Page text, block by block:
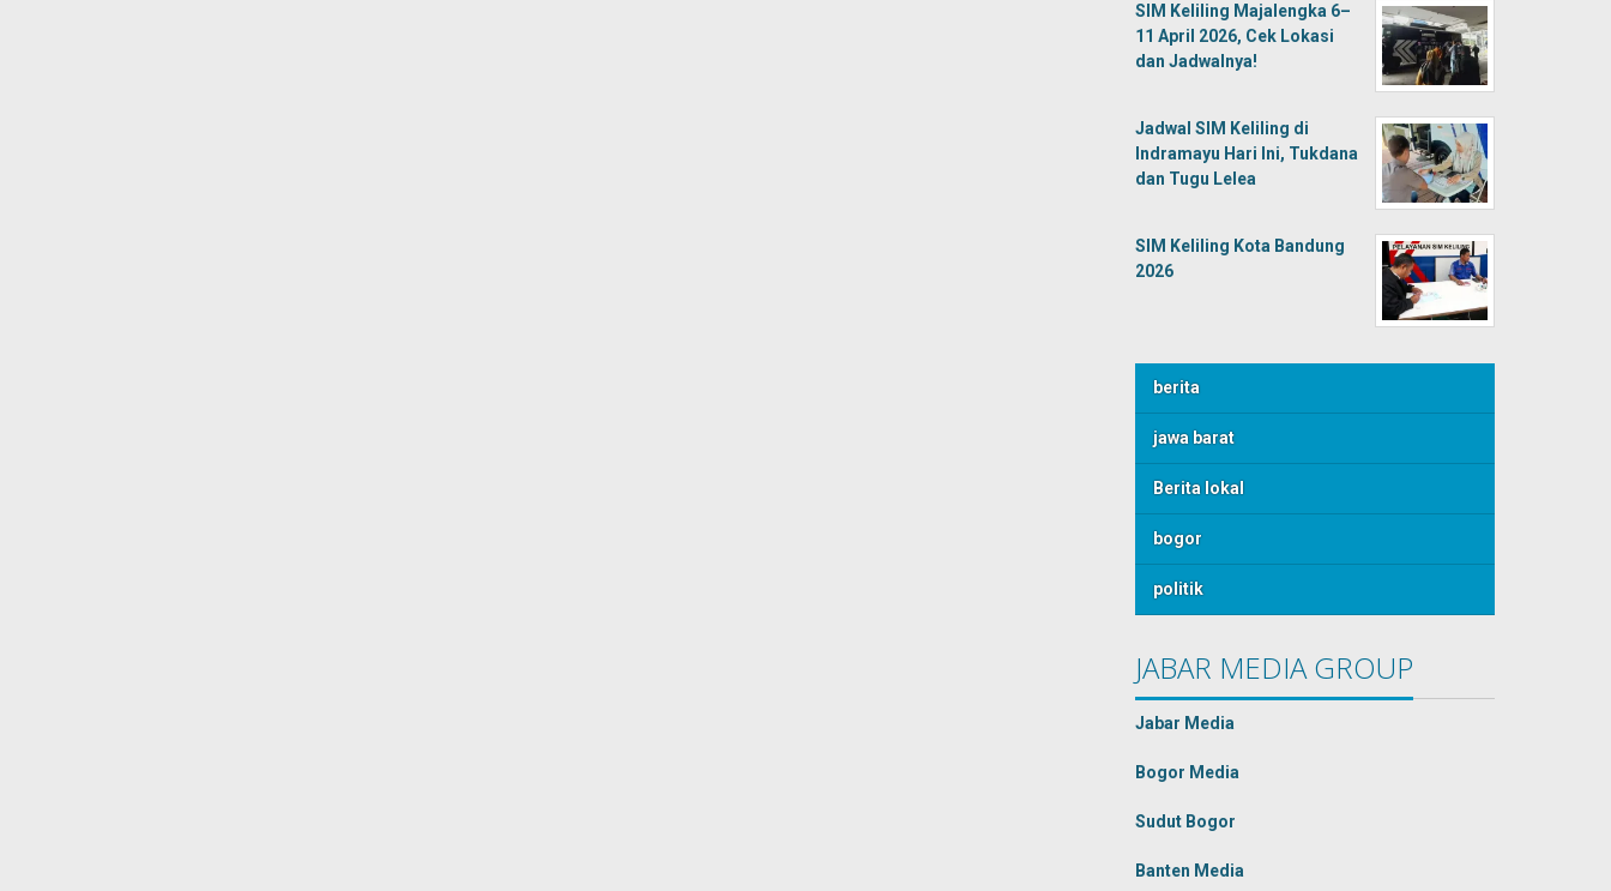
SIM Keliling Majalengka 6–
11 April 2026, Cek Lokasi
dan Jadwalnya!
Jadwal SIM Keliling di
Indramayu Hari Ini, Tukdana
dan Tugu Lelea
SIM Keliling Kota Bandung
2026
berita
jawa barat
Berita lokal
bogor
politik
JABAR MEDIA GROUP
Jabar Media
Bogor Media
Sudut Bogor
Banten Media